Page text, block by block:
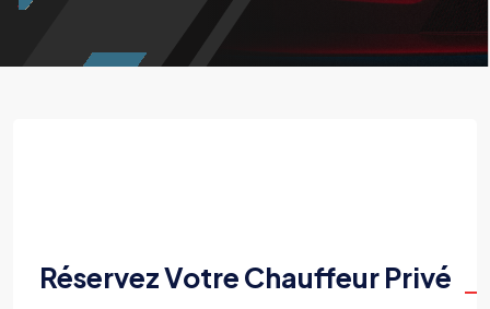
Réservez Votre Chauffeur Privé